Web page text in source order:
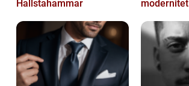
Hallstahammar
modernitet